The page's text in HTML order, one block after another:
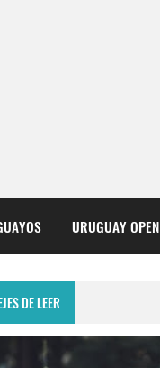
URUGUAY OPEN
DE LEER